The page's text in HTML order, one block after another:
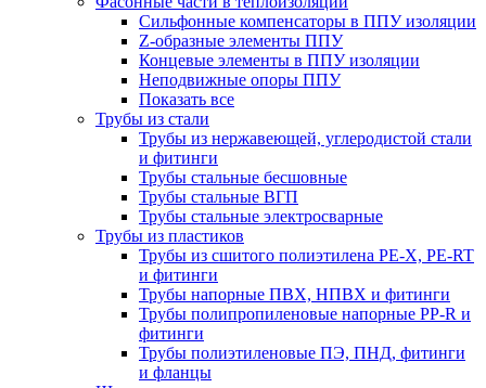
Cильфонные компенсаторы в ППУ изоляции
Z-образные элементы ППУ
Концевые элементы в ППУ изоляции
Неподвижные опоры ППУ
Показать все
Трубы из стали
Трубы из нержавеющей, углеродистой стали
и фитинги
Трубы стальные бесшовные
Трубы стальные ВГП
Трубы стальные электросварные
Трубы из пластиков
Трубы из сшитого полиэтилена PE-X, PE-RT
и фитинги
Трубы напорные ПВХ, НПВХ и фитинги
Трубы полипропиленовые напорные PP-R и
фитинги
Трубы полиэтиленовые ПЭ, ПНД, фитинги
и фланцы